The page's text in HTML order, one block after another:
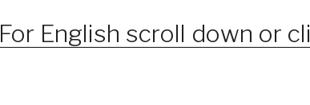
For English scroll down or